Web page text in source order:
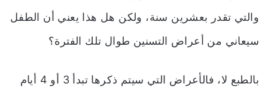
والتي تقدر بعشرين سنة، ولكن هل هذا يعني أن الطفل
سيعاني من أعراض التسنين طوال تلك الفترة؟
بالطبع لا، فالأعراض التي سيتم ذكرها تبدأ 3 أو 4 أيام